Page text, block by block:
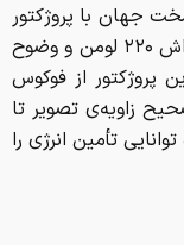
جهان با پروژکتور
2K DLP به‌شمار می‌رود که شدت روشنایی‌اش ۲۲۰ لومن و وضوح
است. این پروژکتور از فوکوس
۰.۵ تا ۴ متر و تصحیح زاویه‌ی تصویر تا
تأمین انرژی را